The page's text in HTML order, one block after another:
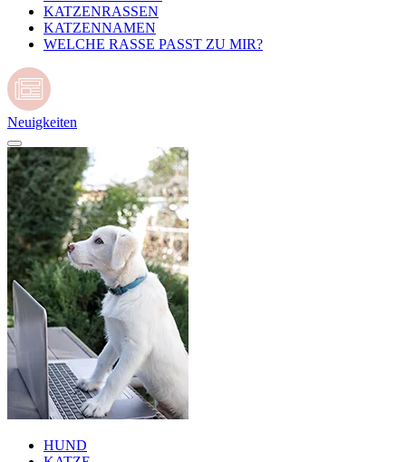
KATZENRASSEN
KATZENNAMEN
WELCHE RASSE PASST ZU MIR?
Neuigkeiten
HUND